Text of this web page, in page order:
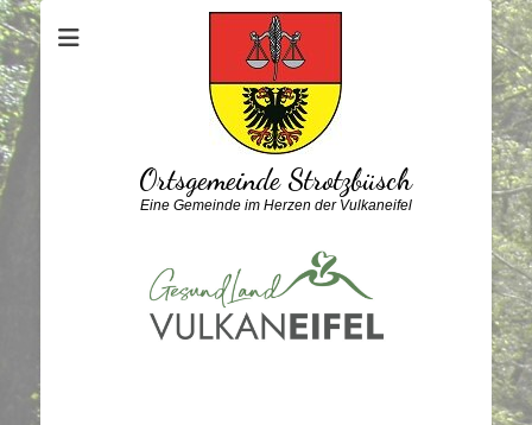
Ortsgemeinde Strotzbüsch
Eine Gemeinde im Herzen der Vulkaneifel